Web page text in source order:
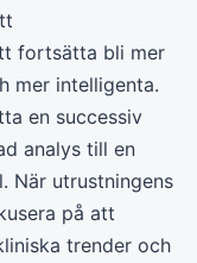
fortsätta bli mer
mer intelligenta.
en successiv
analys till en
När utrustningens
på att
trender och